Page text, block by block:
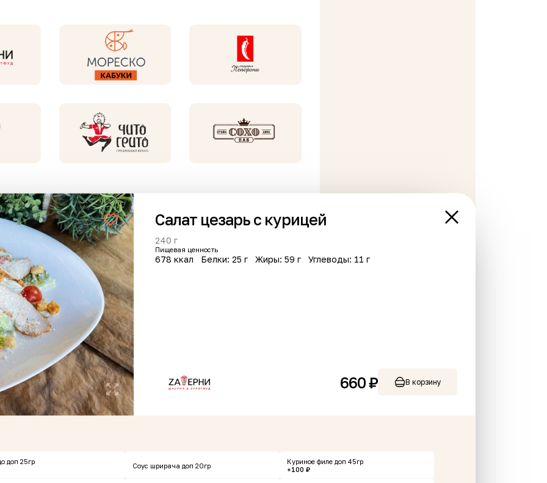
Сделать заказ
фри
говядина жареные3 шт
Салат цезарь с курицей
240 г
Пищевая ценность
678 ккал Белки: 25 г Жиры: 59 г Углеводы: 11 г
660 ₽ В корзину
доп 25гр
Соус шрирача доп 20гр
Куриное филе доп 45гр
+100 ₽